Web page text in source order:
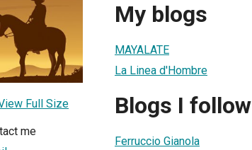
Full Size
me
My blogs
MAYALATE
La Linea d'Hombre
Blogs I follow
Ferruccio Gianola